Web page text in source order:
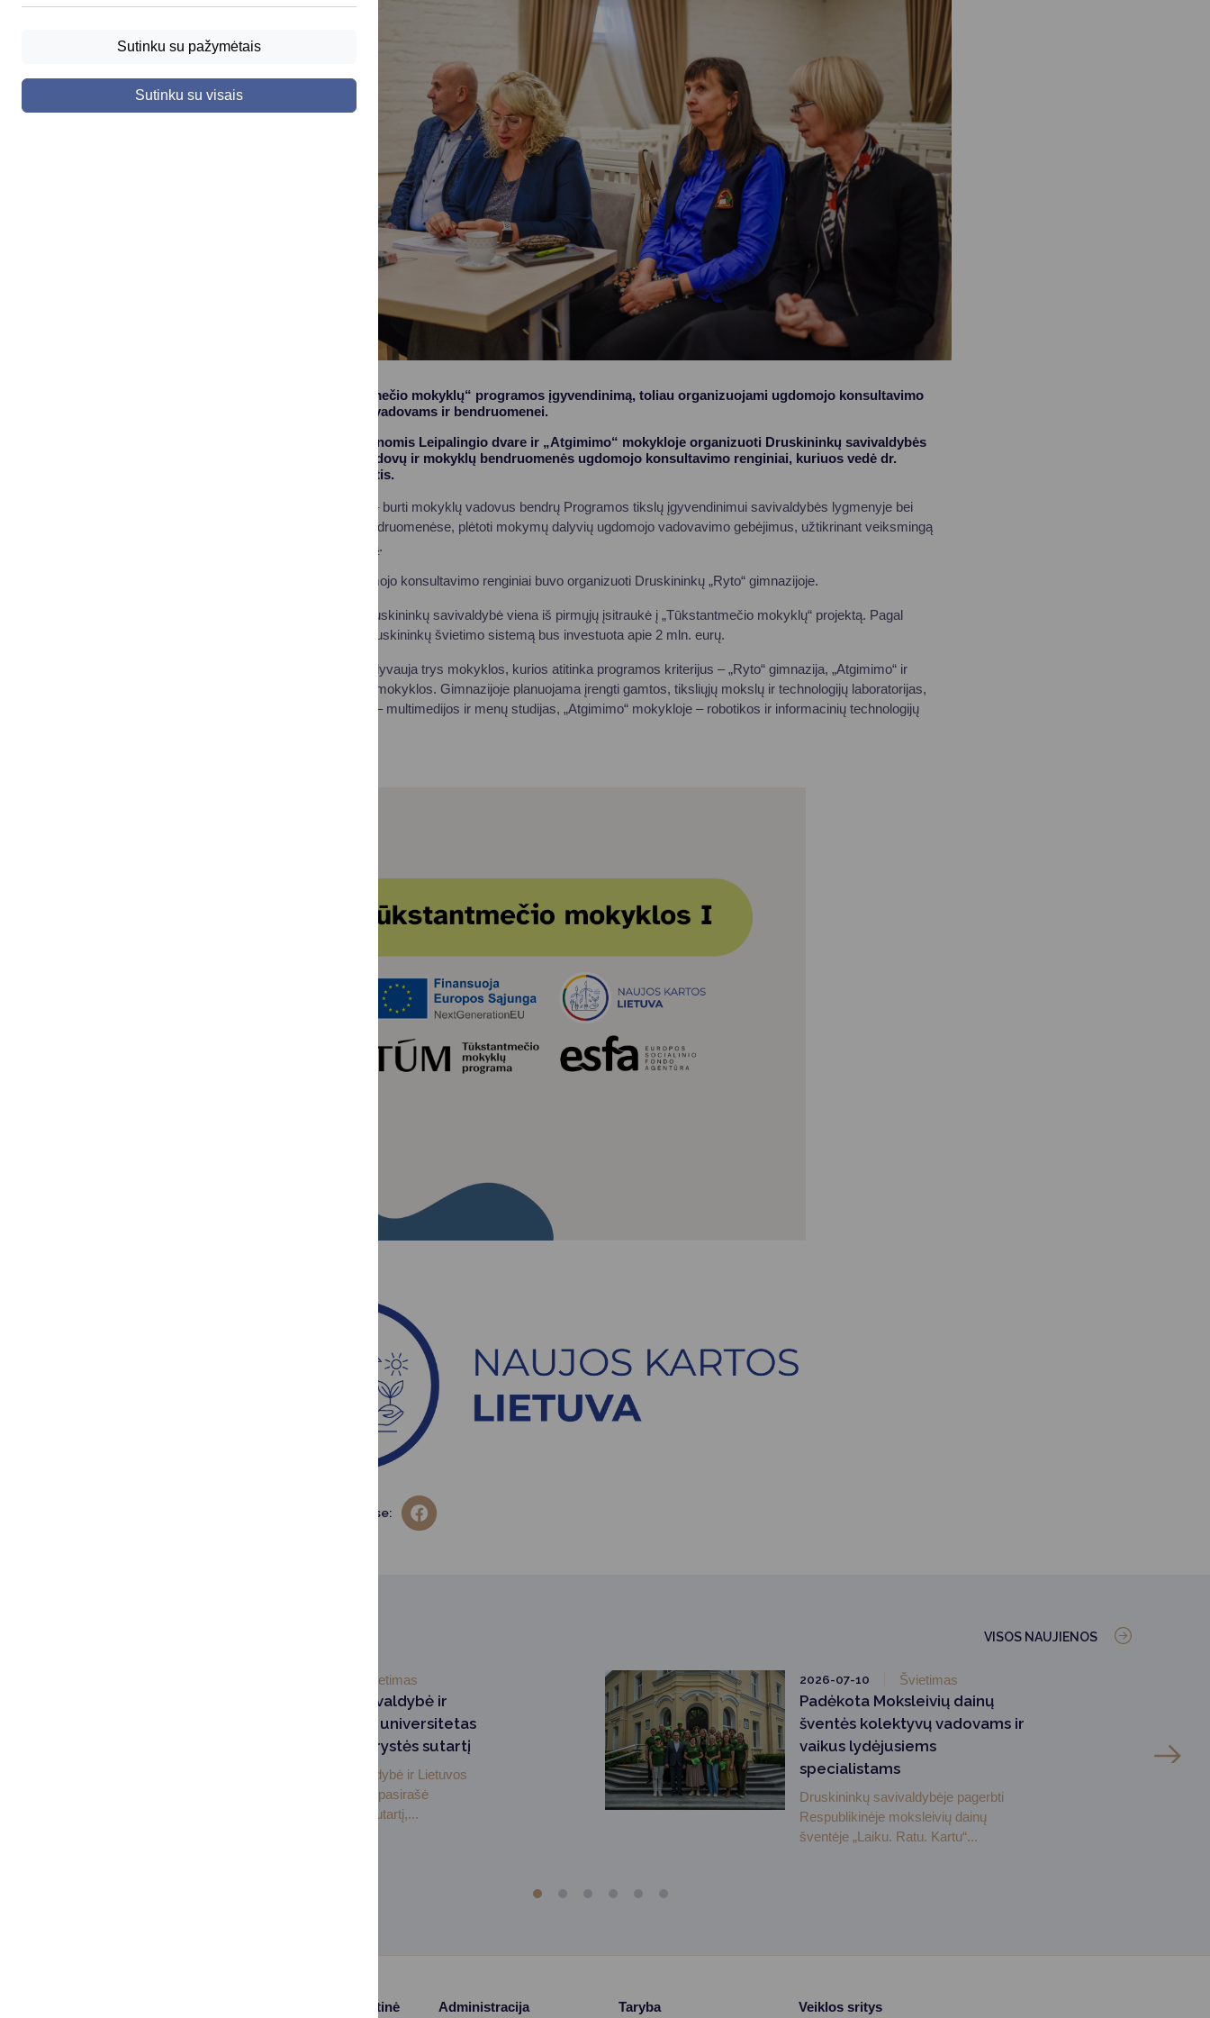
Sutinku su pažymėtais
Sutinku su visais
Pranešėjų apsauga
Asmens duomenų apsauga
Tęsiant „Tūkstantmečio mokyklų“ programos įgyvendinimą, toliau organizuojami ugdomojo konsultavimo
renginiai mokyklų vadovams ir bendruomenei.
Lapkričio 29-30 dienomis Leipalingio dvare ir „Atgimimo“ mokykloje organizuoti Druskininkų savivaldybės
švietimo įstaigų vadovų ir mokyklų bendruomenės ugdomojo konsultavimo renginiai, kuriuos vedė dr.
Aurimas M. Juozaitis.
Šių renginių tikslas – burti mokyklų vadovus bendrų Programos tikslų įgyvendinimui savivaldybės lygmenyje bei
atskirų mokyklų bendruomenėse, plėtoti mokymų dalyvių ugdomojo vadovavimo gebėjimus, užtikrinant veiksmingą
pagalbą ir palaikymą.
Prieš mėnesį ugdomojo konsultavimo renginiai buvo organizuoti Druskininkų „Ryto“ gimnazijoje.
Primename, kad Druskininkų savivaldybė viena iš pirmųjų įsitraukė į „Tūkstantmečio mokyklų“ projektą. Pagal
suderintą planą, į Druskininkų švietimo sistemą bus investuota apie 2 mln. eurų.
TŪM programoje dalyvauja trys mokyklos, kurios atitinka programos kriterijus – „Ryto“ gimnazija, „Atgimimo“ ir
„Saulės“ pagrindinė mokyklos. Gimnazijoje planuojama įrengti gamtos, tiksliųjų mokslų ir technologijų laboratorijas,
„Saulės“ mokykloje – multimedijos ir menų studijas, „Atgimimo“ mokykloje – robotikos ir informacinių technologijų
Dalintis soc. tinkluose:
VISOS NAUJIENOS
Švietimas
Druskininkų savivaldybė ir
Lietuvos sporto universitetas
pasirašė partnerystės sutartį
Druskininkų savivaldybė ir Lietuvos
sporto universitetas pasirašė
bendradarbiavimo sutartį,...
2026-07-10 Švietimas
Padėkota Moksleivių dainų
šventės kolektyvų vadovams ir
vaikus lydėjusiems
specialistams
Druskininkų savivaldybėje pagerbti
Respublikinėje moksleivių dainų
šventėje „Laiku. Ratu. Kartu“...
Struktūra ir kontaktinė
Administracija Taryba Veiklos sritys